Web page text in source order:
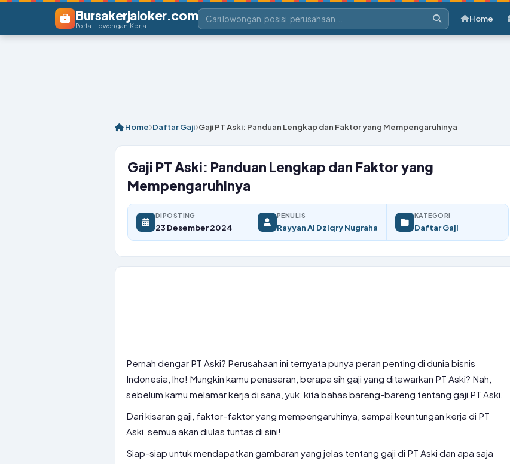
Bursakerjaloker.com
Portal Lowongan Kerja
Home
Home Daftar Gaji Gaji PT Aski: Panduan Lengkap dan Faktor yang Mempengaruhinya
Gaji PT Aski: Panduan Lengkap dan Faktor yang
Mempengaruhinya
DIPOSTING
23 Desember 2024
PENULIS
Rayyan Al Dziqry Nugraha
KATEGORI
Daftar Gaji
Pernah dengar PT Aski? Perusahaan ini ternyata punya peran penting di dunia bisnis
Indonesia, lho! Mungkin kamu penasaran, berapa sih gaji yang ditawarkan PT Aski? Nah,
sebelum kamu melamar kerja di sana, yuk, kita bahas bareng-bareng tentang gaji PT Aski.
Dari kisaran gaji, faktor-faktor yang mempengaruhinya, sampai keuntungan kerja di PT
Aski, semua akan diulas tuntas di sini!
Siap-siap untuk mendapatkan gambaran yang jelas tentang gaji di PT Aski dan apa saja